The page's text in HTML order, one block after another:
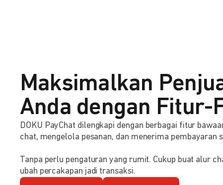
Maksimalkan
Anda dengan Fitur-
DOKU PayChat dilengkapi dengan berbagai fitur
chat, mengelola pesanan, dan menerima pembayaran
Tanpa perlu pengaturan yang rumit. Cukup buat alur
ubah percakapan jadi transaksi.